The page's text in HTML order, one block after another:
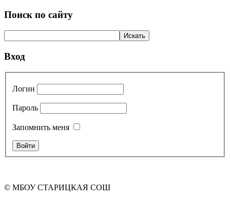
Поиск по сайту
Вход
Логин
Пароль
Запомнить меня
© МБОУ СТАРИЦКАЯ СОШ